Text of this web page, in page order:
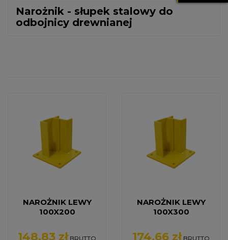
PARKINGU
NIERDZEWNE
BALUSTRADA
TECHNICZNA
Narożnik - słupek stalowy do
odbojnicy drewnianej
NAROŻNIK LEWY
100X200
Cena
148,83 złBRUTTO
NAROŻNIK LEWY
100X300
Cena
174,66 złBRUTTO